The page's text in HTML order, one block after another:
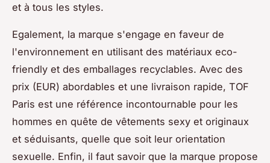
et à tous les styles.
Egalement, la marque s'engage en faveur de
l'environnement en utilisant des matériaux eco-
friendly et des emballages recyclables. Avec des
prix (EUR) abordables et une livraison rapide, TOF
Paris est une référence incontournable pour les
hommes en quête de vêtements sexy et originaux
et séduisants, quelle que soit leur orientation
sexuelle. Enfin, il faut savoir que la marque propose